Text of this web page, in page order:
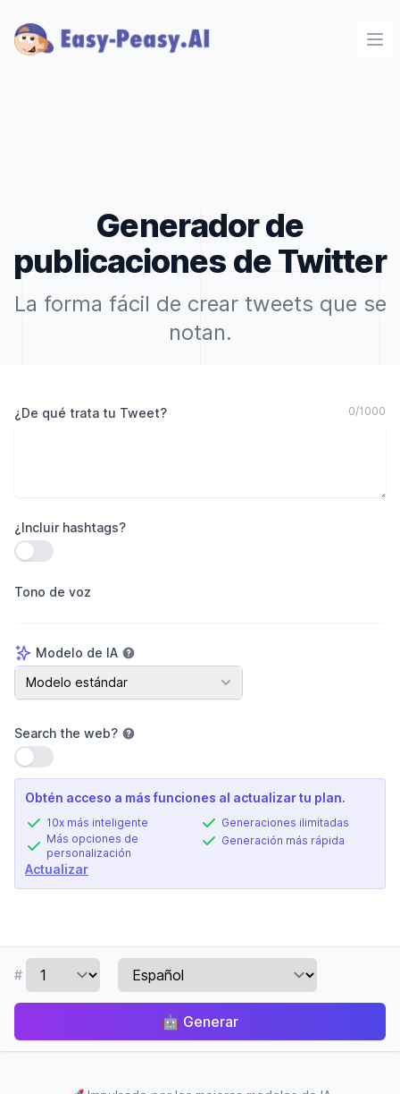
Generador de
publicaciones de Twitter
La forma fácil de crear tweets que se
notan.
¿De qué trata tu Tweet? 0/1000
¿Incluir hashtags?
Usar configuración
Tono de voz
Modelo de IA
Modelo de IA
Modelo estándar
Search the web?
Usar configuración
Obtén acceso a más funciones al actualizar tu plan.
10x más inteligente
Más opciones de
personalización
Generaciones ilimitadas
Generación más rápida
Actualizar
#
🤖 Generar